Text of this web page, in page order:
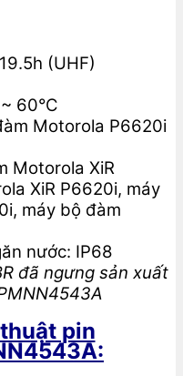
(UHF)
60°C
Motorola P6620i
Motorola XiR
XiR P6620i, máy
máy bộ đàm
nước: IP68
đã ngưng sản xuất
pin